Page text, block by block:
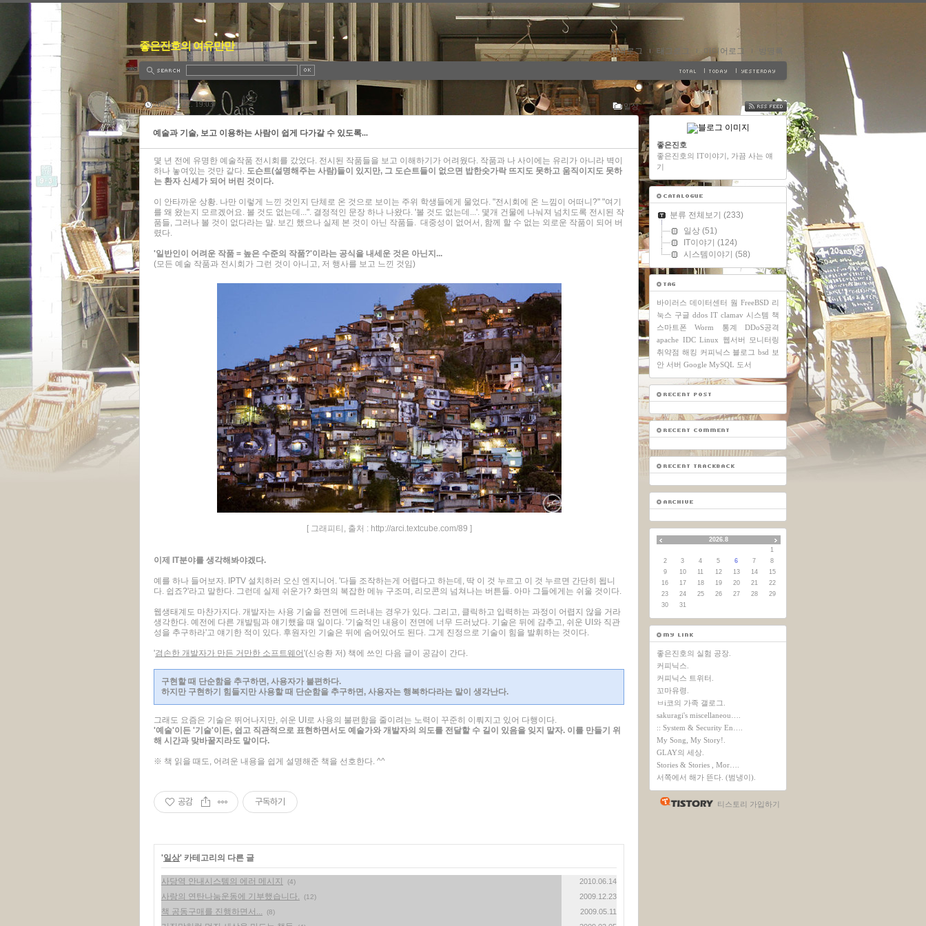
좋은진호의 여유만만 지역로그 태그로그 미디어로그 방명록
일상
2009. 7. 22. 19:03
예술과 기술, 보고 이용하는 사람이 쉽게 다가갈 수 있도록...
몇 년 전에 유명한 예술작품 전시회를 갔었다. 전시된 작품들을 보고 이해하기가 어려웠다. 작품과 나 사이에는 유리가 아니라 벽이
하나 놓여있는 것만 같다. 도슨트(설명해주는 사람)들이 있지만, 그 도슨트들이 없으면 밥한숫가락 뜨지도 못하고 움직이지도 못하
는 환자 신세가 되어 버린 것이다.
이 안타까운 상황. 나만 이렇게 느낀 것인지 단체로 온 것으로 보이는 주위 학생들에게 물었다. "전시회에 온 느낌이 어떠니?" "여기
를 왜 왔는지 모르겠어요. 볼 것도 없는데...". 결정적인 문장 하나 나왔다. '볼 것도 없는데...'. 몇개 건물에 나눠져 넘치도록 전시된 작
품들, 그러나 볼 것이 없다라는 말. 보긴 했으나 실제 본 것이 아닌 작품들. 대중성이 없어서, 함께 할 수 없는 외로운 작품이 되어 버
렸다.
'일반인이 어려운 작품 = 높은 수준의 작품?'이라는 공식을 내세운 것은 아닌지...
(모든 예술 작품과 전시회가 그런 것이 아니고, 저 행사를 보고 느낀 것임)
[ 그래피티, 출처 : http://arci.textcube.com/89 ]
이제 IT분야를 생각해봐야겠다.
예를 하나 들어보자. IPTV 설치하러 오신 엔지니어. '다들 조작하는게 어렵다고 하는데, 딱 이 것 누르고 이 것 누르면 간단히 됩니
다. 쉽죠?'라고 말한다. 그런데 실제 쉬운가? 화면의 복잡한 메뉴 구조며, 리모콘의 넘쳐나는 버튼들. 아마 그들에게는 쉬울 것이다.
웹생태계도 마찬가지다. 개발자는 사용 기술을 전면에 드러내는 경우가 있다. 그리고, 클릭하고 입력하는 과정이 어렵지 않을 거라
생각한다. 예전에 다른 개발팀과 얘기했을 때 일이다. '기술적인 내용이 전면에 너무 드러났다. 기술은 뒤에 감추고, 쉬운 UI와 직관
성을 추구하라'고 얘기한 적이 있다. 후원자인 기술은 뒤에 숨어있어도 된다. 그게 진정으로 기술이 힘을 발휘하는 것이다.
'겸손한 개발자가 만든 거만한 소프트웨어'(신승환 저) 책에 쓰인 다음 글이 공감이 간다.
구현할 때 단순함을 추구하면, 사용자가 불편하다.
하지만 구현하기 힘들지만 사용할 때 단순함을 추구하면, 사용자는 행복하다라는 말이 생각난다.
그래도 요즘은 기술은 뛰어나지만, 쉬운 UI로 사용의 불편함을 줄이려는 노력이 꾸준히 이뤄지고 있어 다행이다.
'예술'이든 '기술'이든, 쉽고 직관적으로 표현하면서도 예술가와 개발자의 의도를 전달할 수 길이 있음을 잊지 말자. 이를 만들기 위
해 시간과 맞바꿀지라도 말이다.
※ 책 읽을 때도, 어려운 내용을 쉽게 설명해준 책을 선호한다. ^^
공감 구독하기
'일상' 카테고리의 다른 글
사당역 안내시스템의 에러 메시지 (4) 2010.06.14
사랑의 연탄나눔운동에 기부했습니다. (12) 2009.12.23
책 공동구매를 진행하면서... (8) 2009.05.11
FEED
좋은진호
좋은진호의 IT이야기, 가끔 사는 얘
기
분류 전체보기 (233)
일상 (51)
IT이야기 (124)
시스템이야기 (58)
바이러스 데이터센터 웜 FreeBSD 리
눅스 구글 ddos IT clamav 시스템 책
스마트폰
Worm 통계
DDoS공격
apache IDC Linux 웹서버
모니터링
취약점 해킹 커피닉스 블로그 bsd 보
안 서버 Google MySQL 도서
2026.8
1
2
3 4 5 6 7
8
9
10 11 12 13 14
15
16
17 18 19 20 21
22
23
24 25 26 27 28
29
30
31
좋은진호의 실험 공장.
커피닉스.
커피닉스 트위터.
꼬마유령.
ㅂi코의 가족 갤로그.
sakuragi's miscellaneou….
:: System & Security En….
My Song, My Story!.
GLAY의 세상.
Stories & Stories , Mor….
서쪽에서 해가 뜬다. (범냉이).
티스토리 가입하기